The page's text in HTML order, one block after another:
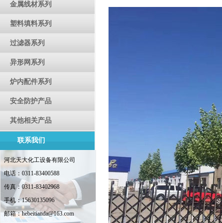
金属线材系列
塑料填料系列
过滤器系列
异形网系列
炉内配件系列
安全防护产品
其他相关产品
联系我们
河北天大化工设备有限公司
电话：0311-83400588
传真：0311-83402968
手机：15630135096
邮箱：hebeitianda@163.com